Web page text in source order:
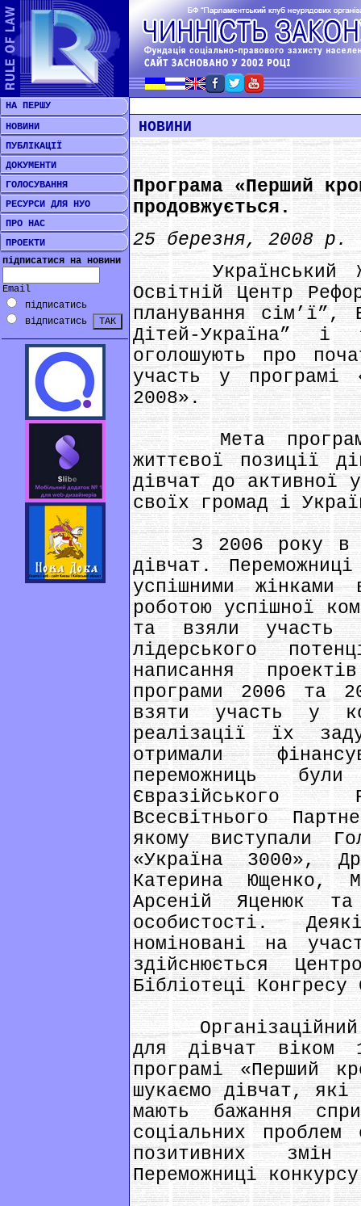
НА ПЕРШУ
НОВИНИ
ПУБЛІКАЦІЇ
ДОКУМЕНТИ
ГОЛОСУВАННЯ
РЕСУРСИ ДЛЯ НУО
ПРО НАС
ПРОЕКТИ
підписатися на новини
Email
підписатись
відписатись
НОВИНИ
Програма «Перший
продовжується.
25 березня, 2008 р.
Український
Освітній Центр
планування сім’ї”,
Дітей-Україна” і
оголошують про
участь у програмі
2008».
Мета програми -
життєвої позиції
дівчат до активної
своїх громад і
З 2006 року в
дівчат.
успішними
роботою успішної
та взяли участь
лідерського
написання
програми 2006 та
взяти участь у
реалізації їх
отримали
переможниць
Євразійського
Всесвітнього
якому виступали
«Україна 3000»,
Катерина Ющенко,
Арсеній Яценюк
особистості.
номіновані на
здійснюється
Бібліотеці Конгресу
Організаційний
для дівчат віком
програмі «Перший
шукаємо дівчат, які
мають бажання
соціальних
позитивних
Переможниці